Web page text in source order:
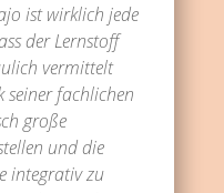
ist wirklich jede
der Lernstoff
vermittelt
seiner fachlichen
große
und die
integrativ zu